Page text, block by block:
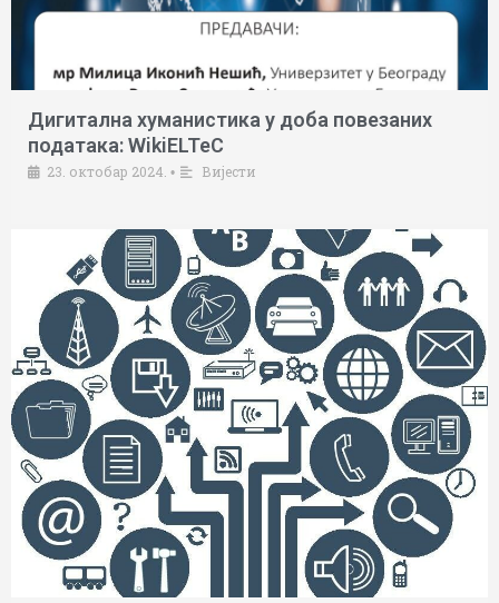
Дигитална хуманистика у доба повезаних
података: WikiELTeC
23. октобар 2024. • Вијести